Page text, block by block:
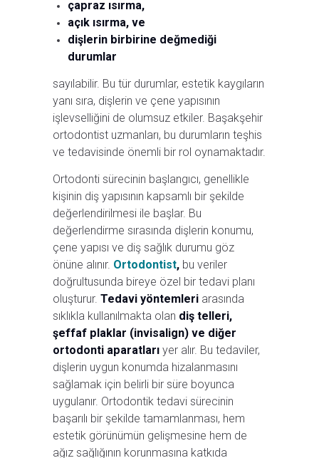
çapraz ısırma,
açık ısırma, ve
dişlerin birbirine değmediği
durumlar
sayılabilir. Bu tür durumlar, estetik kaygıların
yanı sıra, dişlerin ve çene yapısının
işlevselliğini de olumsuz etkiler. Başakşehir
ortodontist uzmanları, bu durumların teşhis
ve tedavisinde önemli bir rol oynamaktadır.
Ortodonti sürecinin başlangıcı, genellikle
kişinin diş yapısının kapsamlı bir şekilde
değerlendirilmesi ile başlar. Bu
değerlendirme sırasında dişlerin konumu,
çene yapısı ve diş sağlık durumu göz
önüne alınır. Ortodontist, bu veriler
doğrultusunda bireye özel bir tedavi planı
oluşturur. Tedavi yöntemleri arasında
sıklıkla kullanılmakta olan diş telleri,
şeffaf plaklar (invisalign) ve diğer
ortodonti aparatları yer alır. Bu tedaviler,
dişlerin uygun konumda hizalanmasını
sağlamak için belirli bir süre boyunca
uygulanır. Ortodontik tedavi sürecinin
başarılı bir şekilde tamamlanması, hem
estetik görünümün gelişmesine hem de
ağız sağlığının korunmasına katkıda